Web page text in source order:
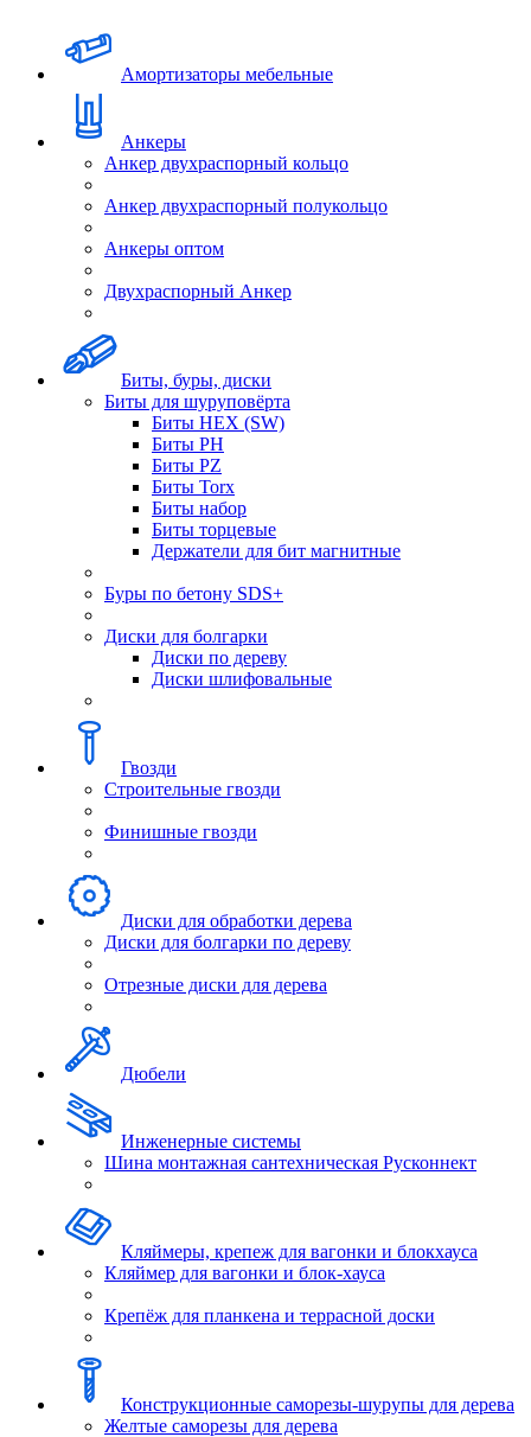
Амортизаторы мебельные
Анкеры
Анкер двухраспорный кольцо
Анкер двухраспорный полукольцо
Анкеры оптом
Двухраспорный Анкер
Биты, буры, диски
Биты для шуруповёрта
Биты HEX (SW)
Биты PH
Биты PZ
Биты Torx
Биты набор
Биты торцевые
Держатели для бит магнитные
Буры по бетону SDS+
Диски для болгарки
Диски по дереву
Диски шлифовальные
Гвозди
Строительные гвозди
Финишные гвозди
Диски для обработки дерева
Диски для болгарки по дереву
Отрезные диски для дерева
Дюбели
Инженерные системы
Шина монтажная сантехническая Русконнект
Кляймеры, крепеж для вагонки и блокхауса
Кляймер для вагонки и блок-хауса
Крепёж для планкена и террасной доски
Конструкционные саморезы-шурупы для дерева
Желтые саморезы для дерева